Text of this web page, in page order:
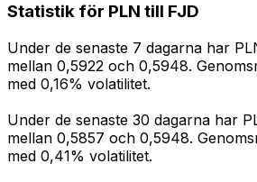
Statistik för PLN till FJD
Under de senaste 7 dagarna har
mellan 0,5922 och 0,5948.
med 0,16% volatilitet.
Under de senaste 30 dagarna har
mellan 0,5857 och 0,5948.
med 0,41% volatilitet.